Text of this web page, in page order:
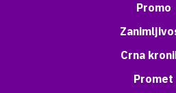
Promo
Crna
Promet